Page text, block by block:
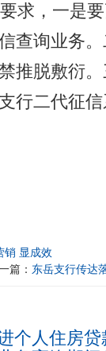
求，一是
查询业务
推脱敷衍
行二代征
销 显成效
篇： 东岳支行传达
个人住房